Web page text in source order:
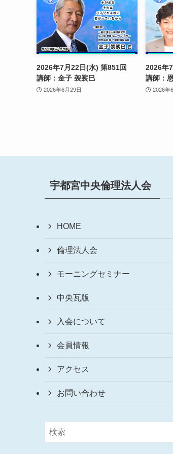
2026年7月22日(水) 第851回
講師：金子 袈裟巳
2026年6月29日
2026年
講師：
2026年
宇都宮中央倫理法人会
HOME
倫理法人会
モーニングセミナー
中央瓦版
入会について
会員情報
アクセス
お問い合わせ